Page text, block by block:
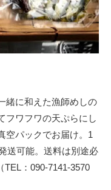
緒に和えた漁師めしの
フワフワの天ぷらにし
空パックでお届け。1
送可能。送料は別途必
TEL：090-7141-3570